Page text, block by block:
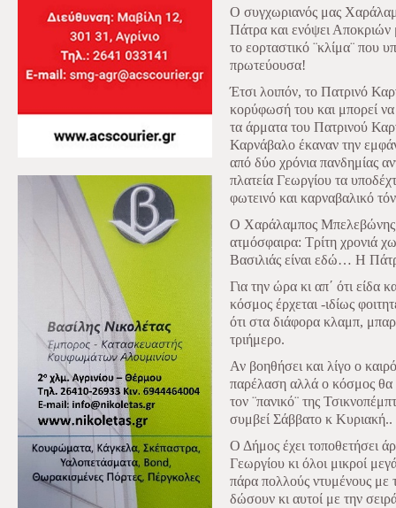
Ο συγχωριανός μας
Πάτρα και ενόψει Αποκριών
το εορταστικό ¨κλίμα¨ που
πρωτεύουσα!
Έτσι λοιπόν, το Πατρινό
κορύφωσή του και μπορεί
τα άρματα του Πατρινού
Καρνάβαλο έκαναν την
από δύο χρόνια πανδημίας
πλατεία Γεωργίου τα
φωτεινό και καρναβαλικό
Ο Χαράλαμπος Μπελεβώνης
ατμόσφαιρα: Τρίτη χρονιά
Βασιλιάς είναι εδώ… Η
Για την ώρα κι απ΄ ότι είδα
κόσμος έρχεται -ιδίως
ότι στα διάφορα κλαμπ,
τριήμερο.
Αν βοηθήσει και λίγο ο
παρέλαση αλλά ο κόσμος
τον ¨πανικό¨ της
συμβεί Σάββατο κ Κυριακή..
Ο Δήμος έχει τοποθετήσει
Γεωργίου κι όλοι μικροί
πάρα πολλούς ντυμένους με
δώσουν κι αυτοί με την